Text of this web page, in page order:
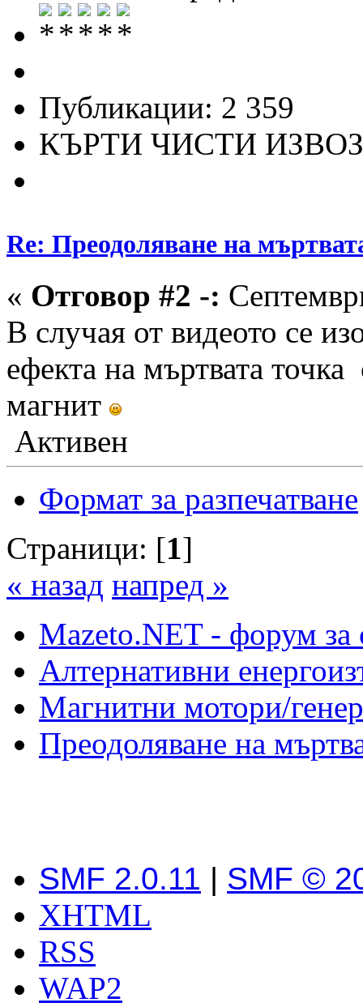
Публикации: 2 359
КЪРТИ ЧИСТИ
Re: Преодоляване на
« Отговор #2 -:
В случая от видеото се
ефекта на мъртвата
магнит
Активен
Формат за разпечатване
Страници: [1]
« назад напред »
Mazeto.NET - форум за
Алтернативни
Магнитни мотори/
Преодоляване на
SMF 2.0.11 | SMF ©
XHTML
RSS
WAP2